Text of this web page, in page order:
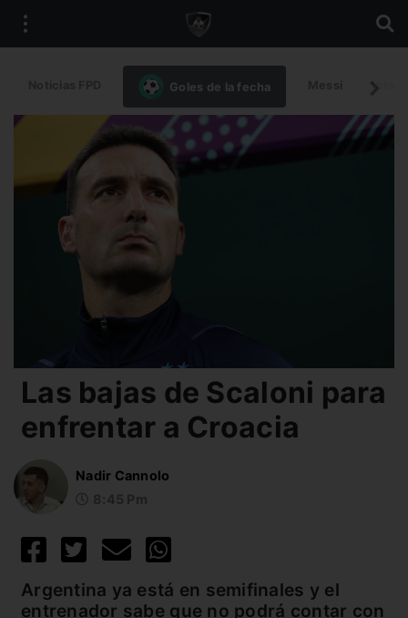
Goles de la fecha
Las bajas de Scaloni para
enfrentar a Croacia
Nadir Cannolo
Argentina ya está en semifinales y el
entrenador sabe que no podrá contar con